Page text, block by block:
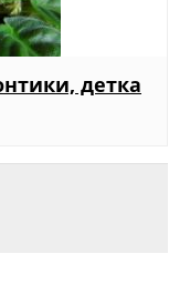
детка